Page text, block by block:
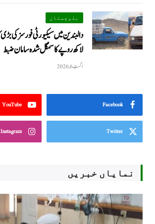
بلوچستان
لاکھ روپے کا سمگل شدہ سامان ضبط
اگست 6, 2026
Facebook
YouTube
Twitter
Instagram
نمایاں خبریں